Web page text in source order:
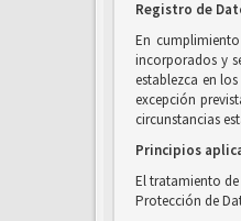
Registro de
En
incorporados y
establezca en
excepción
circunstancias
Principios
El tratamiento de
Protección de